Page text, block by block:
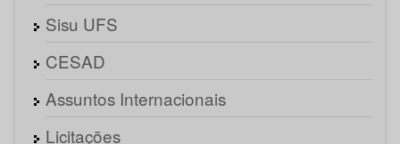
Sisu UFS
CESAD
Assuntos Internacionais
Licitações